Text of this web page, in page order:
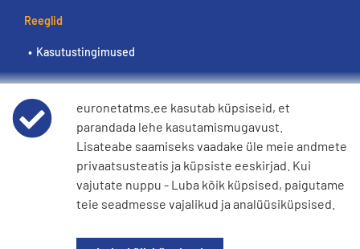
Reeglid
Kasutustingimused
Küpsiste eeskirjad
e360 Tänapäevase orjuse ja inimkaubanduse avaldus
euronetatms.ee kasutab küpsiseid, et
parandada lehe kasutamismugavust.
Lisateabe saamiseks vaadake üle meie andmete
privaatsusteatis ja küpsiste eeskirjad. Kui
vajutate nuppu - Luba kõik küpsised, paigutame
teie seadmesse vajalikud ja analüüsiküpsised.